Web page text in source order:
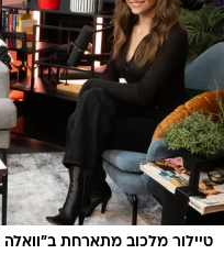
טיילור מלכוב מתארחת